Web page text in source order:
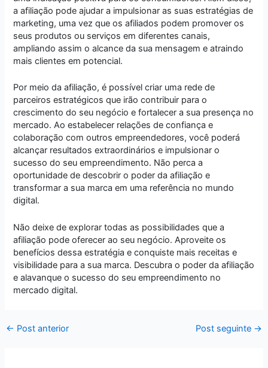
a afiliação pode ajudar a impulsionar as suas estratégias de
marketing, uma vez que os afiliados podem promover os
seus produtos ou serviços em diferentes canais,
ampliando assim o alcance da sua mensagem e atraindo
mais clientes em potencial.
Por meio da afiliação, é possível criar uma rede de
parceiros estratégicos que irão contribuir para o
crescimento do seu negócio e fortalecer a sua presença no
mercado. Ao estabelecer relações de confiança e
colaboração com outros empreendedores, você poderá
alcançar resultados extraordinários e impulsionar o
sucesso do seu empreendimento. Não perca a
oportunidade de descobrir o poder da afiliação e
transformar a sua marca em uma referência no mundo
digital.
Não deixe de explorar todas as possibilidades que a
afiliação pode oferecer ao seu negócio. Aproveite os
benefícios dessa estratégia e conquiste mais receitas e
visibilidade para a sua marca. Descubra o poder da afiliação
e alavanque o sucesso do seu empreendimento no
mercado digital.
← Post anterior Post seguinte →